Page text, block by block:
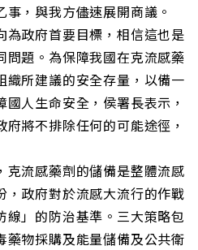
，與我方儘速展開商議。
為政府首要目標，相信這也是
問題。為保障我國在克流感藥
織所建議的安全存量，以備一
人生命安全，侯署長表示，
將不排除任何的可能途徑，
克流感藥劑的儲備是整體流感
，政府對於流感大流行的作戰
線」的防治基準。三大策略包
藥物採購及能量儲備及公共衛